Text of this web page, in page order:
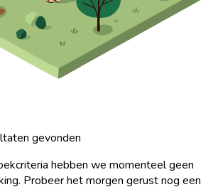
gevonden
hebben we momenteel geen
Probeer het morgen gerust nog een